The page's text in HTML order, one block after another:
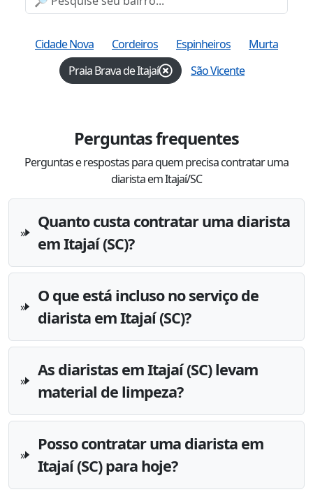
Cidade Nova Cordeiros Espinheiros
Murta
Praia Brava de Itajaí
São Vicente
Perguntas frequentes
Perguntas e respostas para quem precisa contratar uma
diarista em Itajaí/SC
Quanto custa contratar uma diarista
em Itajaí (SC)?
O que está incluso no serviço de
diarista em Itajaí (SC)?
As diaristas em Itajaí (SC) levam
material de limpeza?
Posso contratar uma diarista em
Itajaí (SC) para hoje?